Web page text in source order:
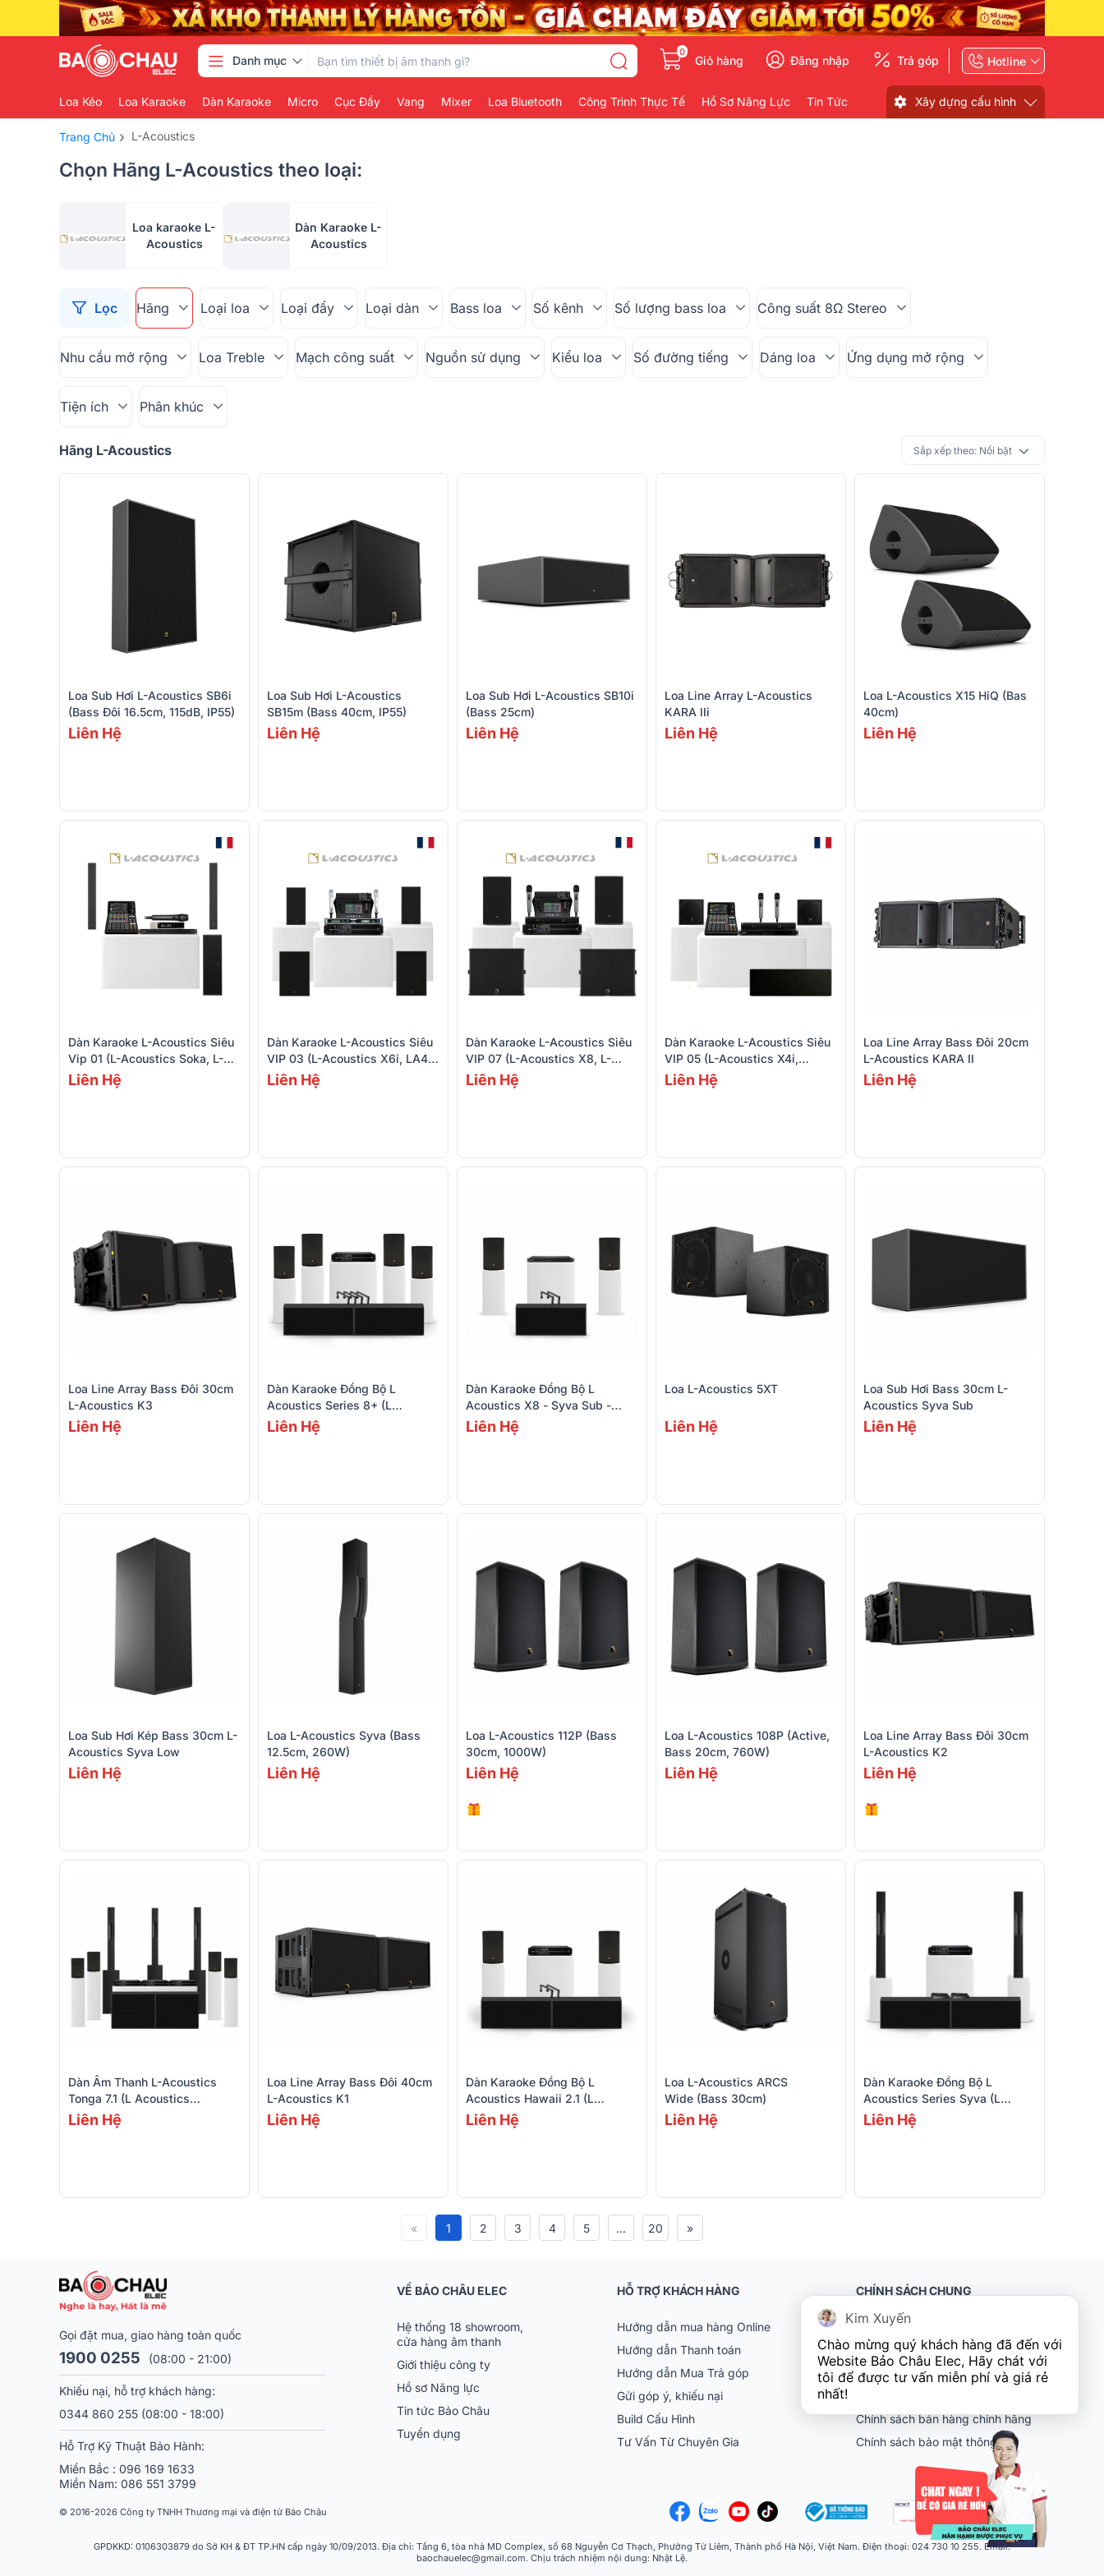
Danh mục
0
Giỏ hàng Đăng nhập Trả góp Hotline
Loa Kéo Loa Karaoke Dàn Karaoke Micro Cục Đẩy Vang Mixer Loa Bluetooth Công Trình Thực Tế Hồ Sơ Năng Lực Tin Tức Xây dựng cấu hình
Trang Chủ › L-Acoustics
Chọn Hãng L-Acoustics theo loại:
Loa karaoke L-
Acoustics
Dàn Karaoke L-
Acoustics
Lọc Hãng Loại loa Loại đẩy Loại dàn Bass loa Số kênh Số lượng bass loa Công suất 8Ω Stereo
Nhu cầu mở rộng Loa Treble Mạch công suất Nguồn sử dụng Kiểu loa Số đường tiếng Dáng loa Ứng dụng mở rộng
Tiện ích Phân khúc
Hãng L-Acoustics Sắp xếp theo: Nổi bật
Loa Sub Hơi L-Acoustics SB6i
(Bass Đôi 16.5cm, 115dB, IP55)
Liên Hệ
Loa Sub Hơi L-Acoustics
SB15m (Bass 40cm, IP55)
Liên Hệ
Loa Sub Hơi L-Acoustics SB10i
(Bass 25cm)
Liên Hệ
Loa Line Array L-Acoustics
KARA IIi
Liên Hệ
Loa L-Acoustics X15 HiQ (Bas
40cm)
Liên Hệ
Dàn Karaoke L-Acoustics Siêu
Vip 01 (L-Acoustics Soka, L-
Acoustics LA2Xi, Yamaha DM3
Standard, L-Acoustics SB10i...)
Liên Hệ
Dàn Karaoke L-Acoustics Siêu
VIP 03 (L-Acoustics X6i, LA4X,
Allen & Heath CQ-18T, Sb6i,
BCE VIP6000)
Liên Hệ
Dàn Karaoke L-Acoustics Siêu
VIP 07 (L-Acoustics X8, L-
Acoustics LA4X, CQ-18T,
SB15M, Sennheiser XSW 1-835
Liên Hệ
Dàn Karaoke L-Acoustics Siêu
VIP 05 (L-Acoustics X4i,
LA2Xi, Yamaha DM3 Standard,
Syva Sub, Sennheiser XSW 1-
Liên Hệ
Loa Line Array Bass Đôi 20cm
L-Acoustics KARA II
Liên Hệ
Loa Line Array Bass Đôi 30cm
L-Acoustics K3
Liên Hệ
Dàn Karaoke Đồng Bộ L
Acoustics Series 8+ (L
Acoustics X8, Long U-Bracket
For X8, Syva Sub, LA4X)
Liên Hệ
Dàn Karaoke Đồng Bộ L
Acoustics X8 - Syva Sub -
LA2xi
Liên Hệ
Loa L-Acoustics 5XT
Liên Hệ
Loa Sub Hơi Bass 30cm L-
Acoustics Syva Sub
Liên Hệ
Loa Sub Hơi Kép Bass 30cm L-
Acoustics Syva Low
Liên Hệ
Loa L-Acoustics Syva (Bass
12.5cm, 260W)
Liên Hệ
Loa L-Acoustics 112P (Bass
30cm, 1000W)
Liên Hệ
Loa L-Acoustics 108P (Active,
Bass 20cm, 760W)
Liên Hệ
Loa Line Array Bass Đôi 30cm
L-Acoustics K2
Liên Hệ
Dàn Âm Thanh L-Acoustics
Tonga 7.1 (L Acoustics
Syva, Syva Low, L Acoustics
X8, Syva Sub, LA4X)
Liên Hệ
Loa Line Array Bass Đôi 40cm
L-Acoustics K1
Liên Hệ
Dàn Karaoke Đồng Bộ L
Acoustics Hawaii 2.1 (L
Acoustics X8 - Syva Sub -
Liên Hệ
Loa L-Acoustics ARCS
Wide (Bass 30cm)
Liên Hệ
Dàn Karaoke Đồng Bộ L
Acoustics Series Syva (L
Acoustics Syva, Syva
Sub, LA4X, Wall-Mount For
Liên Hệ
« 1 2 3 4 5 ... 20 »
Gọi đặt mua, giao hàng toàn quốc
1900 0255 (08:00 - 21:00)
Khiếu nại, hỗ trợ khách hàng:
0344 860 255 (08:00 - 18:00)
Hỗ Trợ Kỹ Thuật Bảo Hành:
Miền Bắc : 096 169 1633
Miền Nam: 086 551 3799
VỀ BẢO CHÂU ELEC
Hệ thống 18 showroom,
cửa hàng âm thanh
Giới thiệu công ty
Hồ sơ Năng lực
Tin tức Bảo Châu
Tuyển dụng
HỖ TRỢ KHÁCH HÀNG
Hướng dẫn mua hàng Online
Hướng dẫn Thanh toán
Hướng dẫn Mua Trả góp
Gửi góp ý, khiếu nại
Build Cấu Hình
Tư Vấn Từ Chuyên Gia
CHÍNH SÁCH CHUNG
Khách hàng doanh nghiệp (B2B)
Chính sách bảo hành
Chính sách đổi trả
Chính sách bán hàng chính hãng
Chính sách bảo mật thông tin
© 2016-2026 Công ty TNHH Thương mại và điện tử Bảo Châu
GPDKKD: 0106303879 do Sở KH & ĐT TP.HN cấp ngày 10/09/2013. Địa chỉ: Tầng 6, tòa nhà MD Complex, số 68 Nguyễn Cơ Thạch, Phường Từ Liêm, Thành phố Hà Nội, Việt Nam. Điện thoại: 024 730 10 255. Email:
baochauelec@gmail.com. Chịu trách nhiệm nội dung: Nhật Lệ.
Kim Xuyến
Chào mừng quý khách hàng đã đến với
Website Bảo Châu Elec, Hãy chát với
tôi để được tư vấn miễn phí và giá rẻ
nhất!